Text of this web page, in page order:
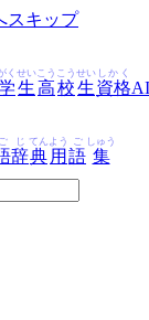
スキップ
く
生
せい
高
こう
校
こう
生
せい
資格
しかく
AI
ご
辞
じ
典
てん
用
よう
語
ご
集
しゅう